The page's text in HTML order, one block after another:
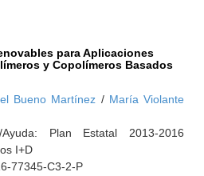
para Aplicaciones
y Copolímeros Basados
Bueno Martínez / María Violante
Plan Estatal 2013-2016
I+D
77345-C3-2-P